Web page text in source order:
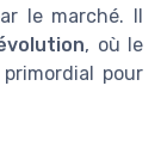
le marché. Il
, où le
pour